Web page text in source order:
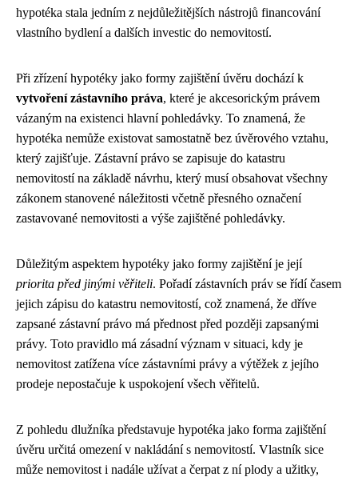
hypotéka stala jedním z nejdůležitějších nástrojů financování
vlastního bydlení a dalších investic do nemovitostí.
Při zřízení hypotéky jako formy zajištění úvěru dochází k
vytvoření zástavního práva, které je akcesorickým právem
vázaným na existenci hlavní pohledávky. To znamená, že
hypotéka nemůže existovat samostatně bez úvěrového vztahu,
který zajišťuje. Zástavní právo se zapisuje do katastru
nemovitostí na základě návrhu, který musí obsahovat všechny
zákonem stanovené náležitosti včetně přesného označení
zastavované nemovitosti a výše zajištěné pohledávky.
Důležitým aspektem hypotéky jako formy zajištění je její
priorita před jinými věřiteli. Pořadí zástavních práv se řídí časem
jejich zápisu do katastru nemovitostí, což znamená, že dříve
zapsané zástavní právo má přednost před později zapsanými
právy. Toto pravidlo má zásadní význam v situaci, kdy je
nemovitost zatížena více zástavními právy a výtěžek z jejího
prodeje nepostačuje k uspokojení všech věřitelů.
Z pohledu dlužníka představuje hypotéka jako forma zajištění
úvěru určitá omezení v nakládání s nemovitostí. Vlastník sice
může nemovitost i nadále užívat a čerpat z ní plody a užitky,